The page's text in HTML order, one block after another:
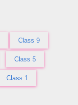
Class 9
Class 5
Class 1